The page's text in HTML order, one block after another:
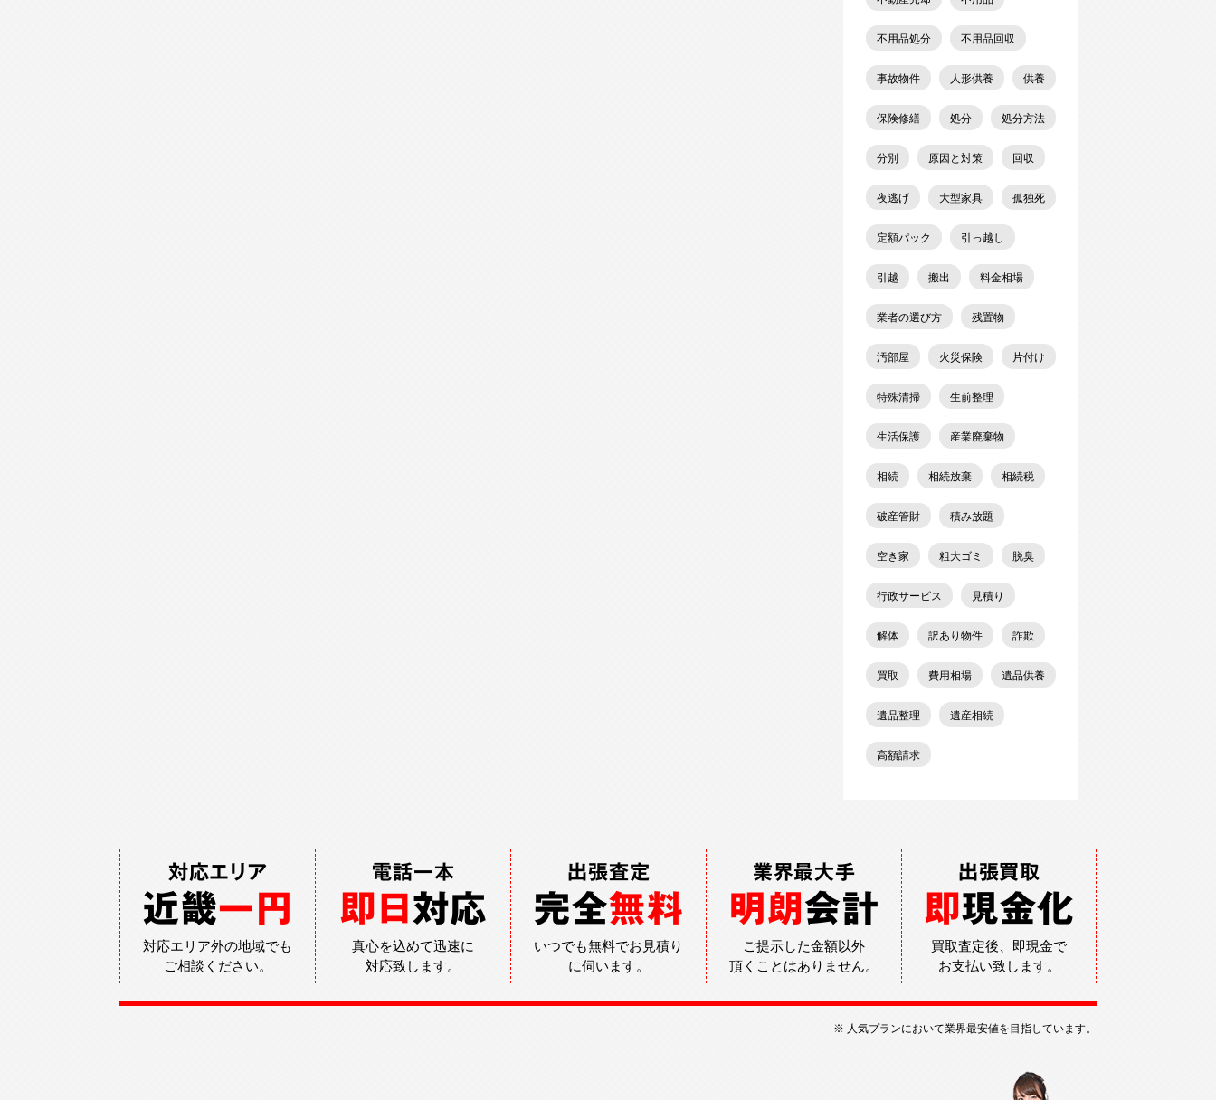
不用品処分 不用品回収
事故物件 人形供養 供養
保険修繕 処分 処分方法
分別 原因と対策 回収
夜逃げ 大型家具 孤独死
定額パック 引っ越し
引越 搬出 料金相場
業者の選び方 残置物
汚部屋 火災保険 片付け
特殊清掃 生前整理
生活保護 産業廃棄物
相続 相続放棄 相続税
破産管財 積み放題
空き家 粗大ゴミ 脱臭
行政サービス 見積り
解体 訳あり物件 詐欺
買取 費用相場 遺品供養
遺品整理 遺産相続
高額請求
対応エリア
近畿一円
対応エリア外の地域でも
ご相談ください。
電話一本
即日対応
真心を込めて迅速に
対応致します。
出張査定
完全無料
いつでも無料でお見積り
に伺います。
業界最大手
明朗会計
ご提示した金額以外
頂くことはありません。
出張買取
即現金化
買取査定後、即現金で
お支払い致します。
※ 人気プランにおいて業界最安値を目指しています。